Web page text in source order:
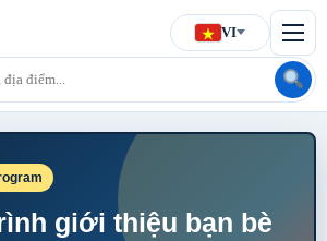
VI
giới thiệu bạn bè